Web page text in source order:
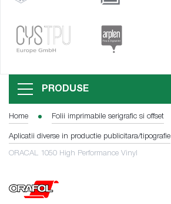
PRODUSE
Home Folii imprimabile serigrafic si offset
Aplicatii diverse in productie publicitara/tipografie
ORACAL 1050 High Performance Vinyl